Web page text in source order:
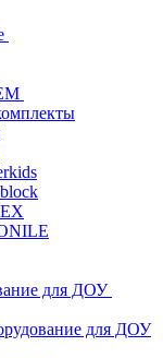
для ДОУ
для ДОУ